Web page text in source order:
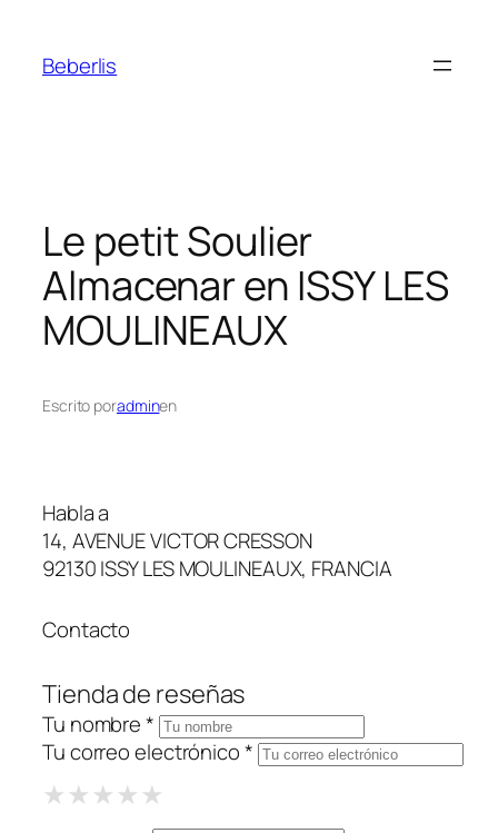
Beberlis
Le petit Soulier
Almacenar en ISSY LES
MOULINEAUX
Escrito poradminen
Habla a
14, AVENUE VICTOR CRESSON
92130 ISSY LES MOULINEAUX, FRANCIA
Contacto
Tienda de reseñas
Tu nombre *
Tu correo electrónico *
★1 Star
★★2 Stars
★★★3 Stars
★★★★4 Stars
★★★★★